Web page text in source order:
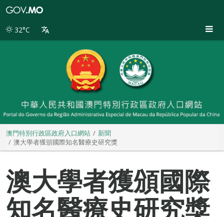
別
32°C
澳門特別行政區政府入口網站
新聞
澳大學者獲頒國際知名醫療史研究獎
澳大學者獲頒國際
知名醫療史研究獎